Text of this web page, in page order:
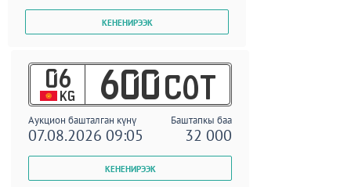
06
KG 600 COT
Аукцион башталган күнү Баштапкы баа
07.08.2026 09:05 32 000